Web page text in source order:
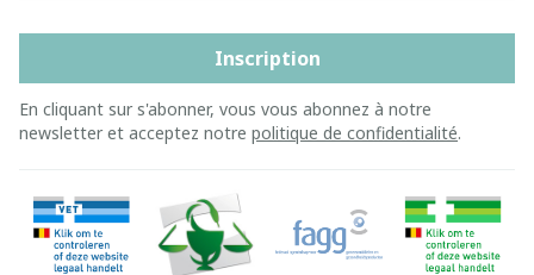
Inscription
En cliquant sur s'abonner, vous vous abonnez à notre
newsletter et acceptez notre politique de confidentialité.